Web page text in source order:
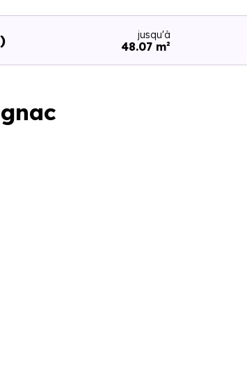
jusqu'à
48.07 m²